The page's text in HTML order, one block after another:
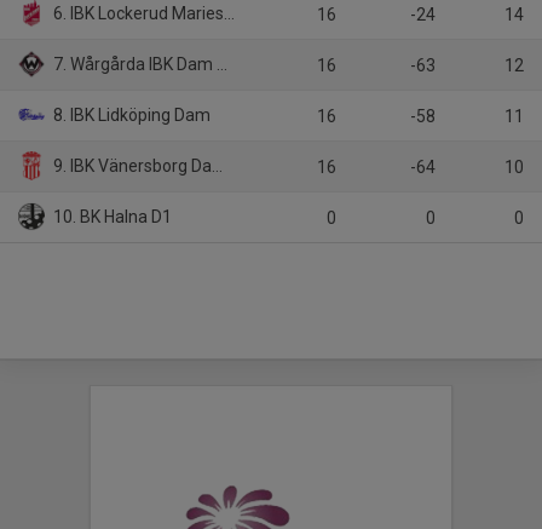
6. IBK Lockerud Mariestad D1 16 -24 14
7. Wårgårda IBK Dam A-lag 16 -63 12
8. IBK Lidköping Dam 16 -58 11
9. IBK Vänersborg Dam A 16 -64 10
10. BK Halna D1 0 0 0